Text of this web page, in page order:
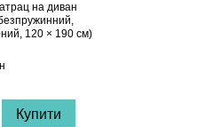
на диван
120 × 190 см)
Купити